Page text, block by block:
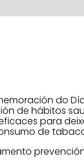
do
de hábitos
para
de